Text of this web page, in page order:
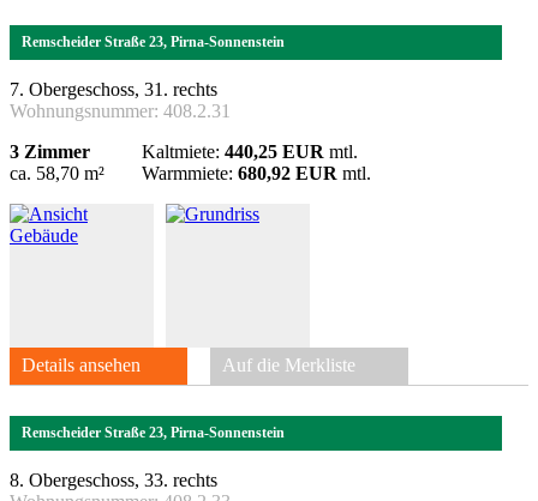
Remscheider Straße 23, Pirna-Sonnenstein
7. Obergeschoss, 31. rechts
Wohnungsnummer: 408.2.31
3 Zimmer
ca. 58,70 m²
Kaltmiete: 440,25 EUR mtl.
Warmmiete: 680,92 EUR mtl.
Details ansehen Auf die Merkliste
Remscheider Straße 23, Pirna-Sonnenstein
8. Obergeschoss, 33. rechts